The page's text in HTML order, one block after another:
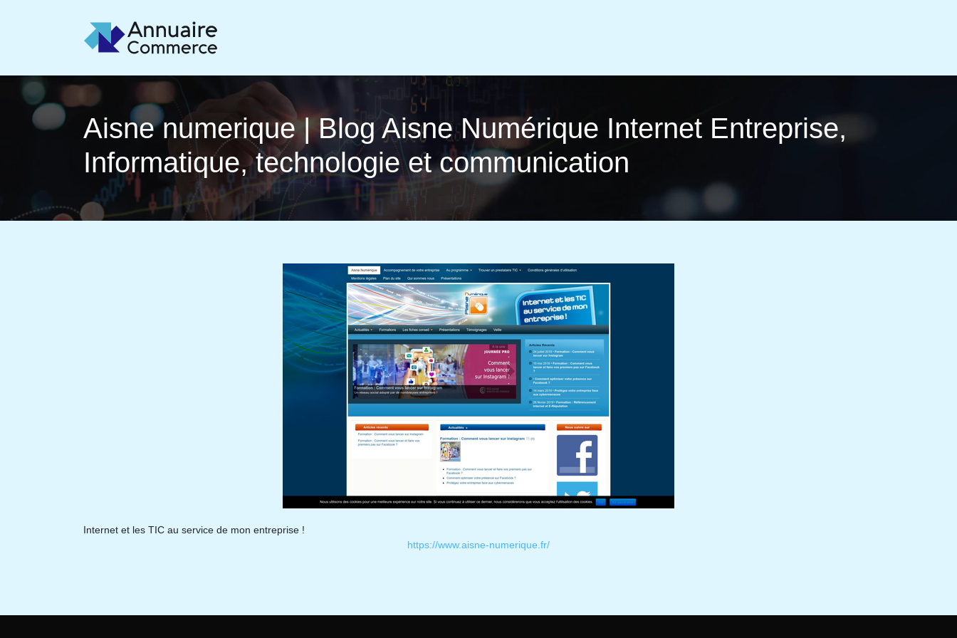
Aisne numerique | Blog Aisne Numérique Internet Entreprise,
Infor­mati­que, technologie et com­munica­tion
Internet et les TIC au service de mon entreprise !
https://www.aisne-numerique.fr/